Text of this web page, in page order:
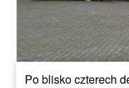
Po blisko czterech